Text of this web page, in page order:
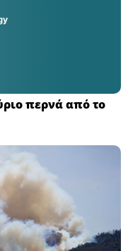
περνά από το